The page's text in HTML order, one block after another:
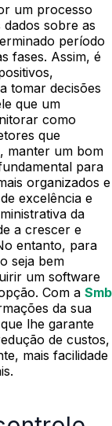
um processo
sobre as
período
fases. Assim, é
tomar decisões
que um
como
que
manter um bom
para
organizados e
excelência e
da
a crescer e
entanto, para
seja bem
um software
Com a Smb
da sua
lhe garante
de custos,
mais facilidade